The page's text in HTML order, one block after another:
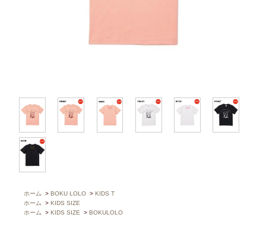
ホーム > BOKU LOLO > KIDS T
ホーム
> KIDS SIZE
ホーム
> KIDS SIZE > BOKULOLO